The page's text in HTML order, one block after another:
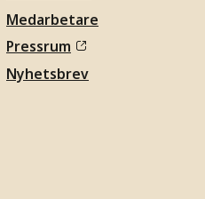
Medarbetare
Pressrum
Nyhetsbrev